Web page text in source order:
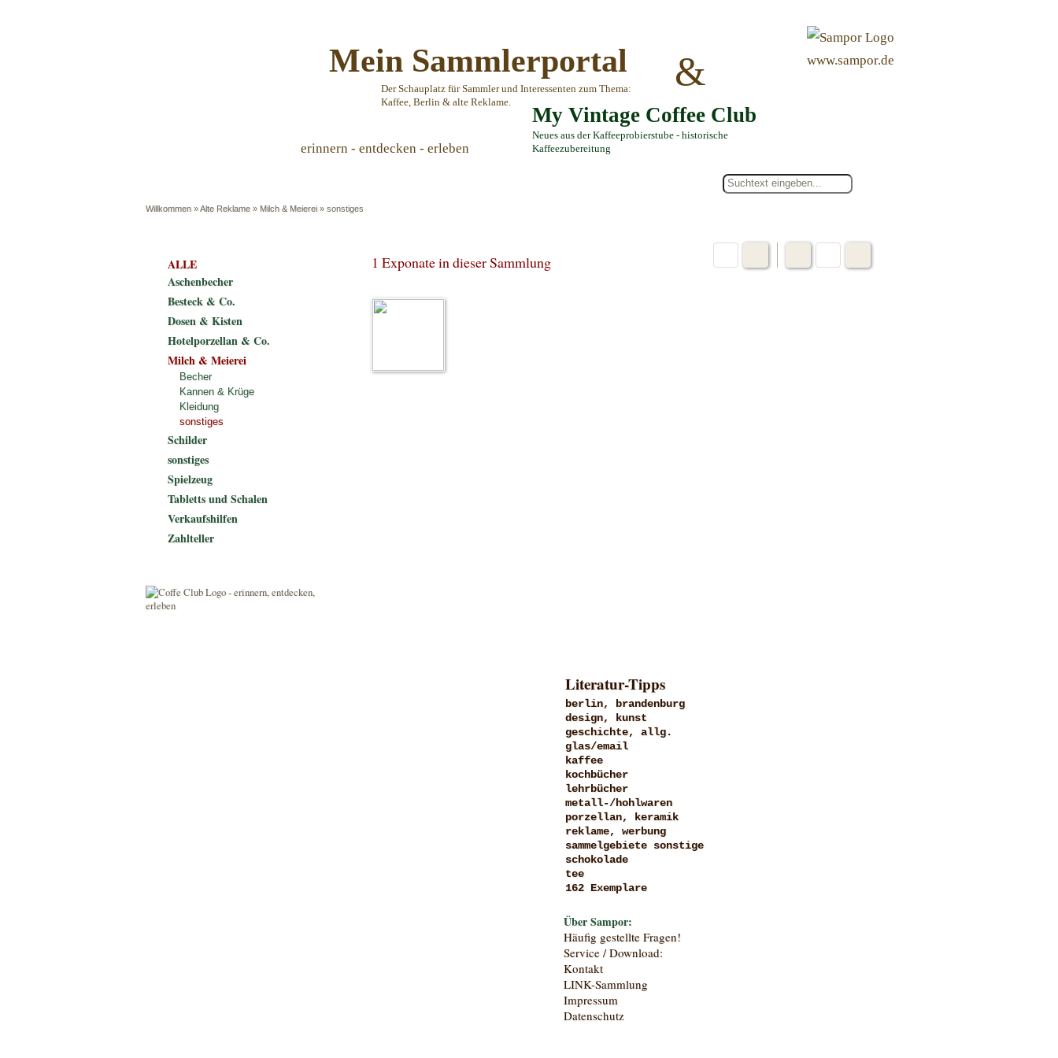
Mein Sammlerportal
Der Schauplatz für Sammler und Interessenten zum Thema:
Kaffee, Berlin & alte Reklame.
&
My Vintage Coffee Club
Neues aus der Kaffeeprobierstube - historische
Kaffeezubereitung
www.sampor.de
erinnern - entdecken - erleben
Willkommen »Alte Reklame » Milch & Meierei » sonstiges
1 Exponate in dieser Sammlung
ALLE
Aschenbecher
Besteck & Co.
Dosen & Kisten
Hotelporzellan & Co.
Milch & Meierei
Becher
Kannen & Krüge
Kleidung
sonstiges
Schilder
sonstiges
Spielzeug
Tabletts und Schalen
Verkaufshilfen
Zahlteller
Literatur-Tipps
berlin, brandenburg
design, kunst
geschichte, allg.
glas/email
kaffee
kochbücher
lehrbücher
metall-/hohlwaren
porzellan, keramik
reklame, werbung
sammelgebiete sonstige
schokolade
tee
162 Exemplare
Über Sampor:
Häufig gestellte Fragen!
Service / Download:
Kontakt
LINK-Sammlung
Impressum
Datenschutz